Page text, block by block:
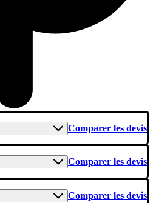
Comparer les devis
Comparer les devis
Comparer les devis